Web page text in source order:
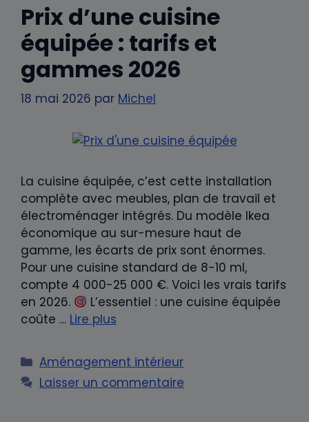
Prix d’une cuisine
équipée : tarifs et
gammes 2026
18 mai 2026 par Michel
La cuisine équipée, c’est cette installation
complète avec meubles, plan de travail et
électroménager intégrés. Du modèle Ikea
économique au sur-mesure haut de
gamme, les écarts de prix sont énormes.
Pour une cuisine standard de 8-10 ml,
compte 4 000-25 000 €. Voici les vrais tarifs
en 2026.
L’essentiel : une cuisine équipée
coûte … Lire plus
Catégories
Aménagement intérieur
Laisser un commentaire